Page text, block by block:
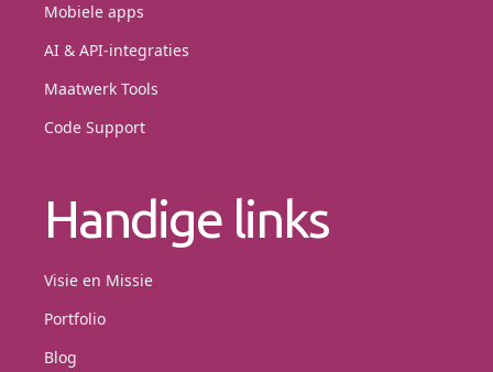
Mobiele apps
AI & API-integraties
Maatwerk Tools
Code Support
Handige links
Visie en Missie
Portfolio
Blog